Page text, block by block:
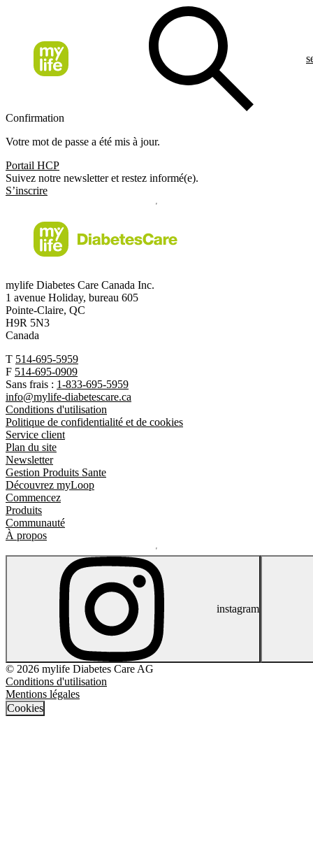
Confirmation
Votre mot de passe a été mis à jour.
Portail HCP
Suivez notre newsletter et restez informé(e).
S’inscrire
mylife Diabetes Care Canada Inc.
1 avenue Holiday, bureau 605
Pointe-Claire, QC
H9R 5N3
Canada
T 514-695-5959
F 514-695-0909
Sans frais : 1-833-695-5959
info@mylife-diabetescare.ca
Conditions d'utilisation
Politique de confidentialité et de cookies
Service client
Plan du site
Newsletter
Gestion Produits Sante
Découvrez myLoop
Commencez
Produits
Communauté
À propos
instagram
© 2026 mylife Diabetes Care AG
Conditions d'utilisation
Mentions légales
Cookies